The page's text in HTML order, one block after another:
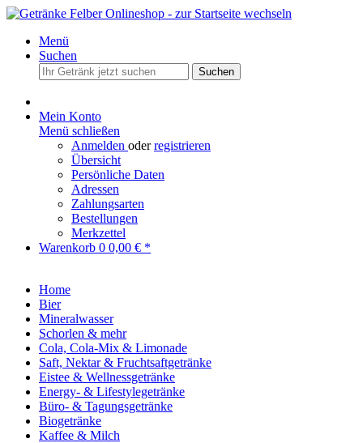
Menü
Suchen
Suchen
Mein Konto
Menü schließen
Anmelden oderregistrieren
Übersicht
Persönliche Daten
Adressen
Zahlungsarten
Bestellungen
Merkzettel
Warenkorb 0 0,00 € *
Home
Bier
Mineralwasser
Schorlen & mehr
Cola, Cola-Mix & Limonade
Saft, Nektar & Fruchtsaftgetränke
Eistee & Wellnessgetränke
Energy- & Lifestylegetränke
Büro- & Tagungsgetränke
Biogetränke
Kaffee & Milch